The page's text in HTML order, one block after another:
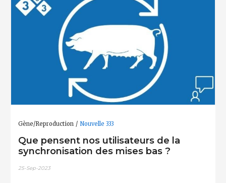
Gène/Reproduction Nouvelle 333
Que pensent nos utilisateurs de la
synchronisation des mises bas ?
25-Sep-2023